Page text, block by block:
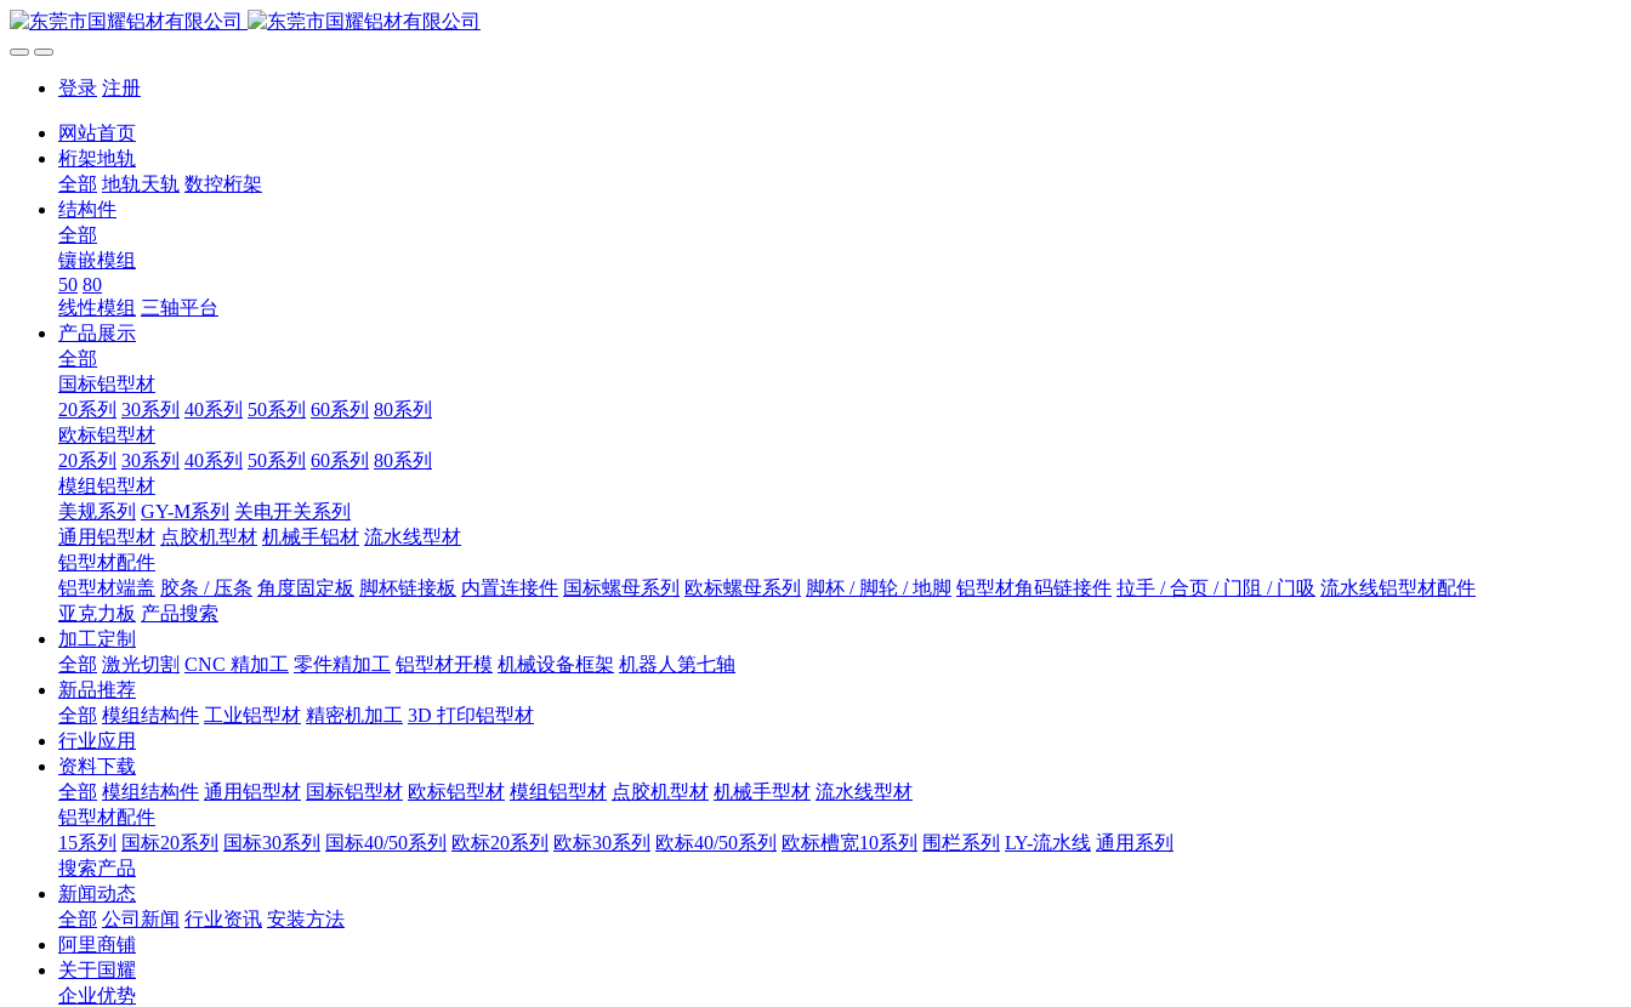
登录 注册
网站首页
桁架地轨
全部 地轨天轨 数控桁架
结构件
全部
镶嵌模组
50 80
线性模组 三轴平台
产品展示
全部
国标铝型材
20系列 30系列 40系列 50系列 60系列 80系列
欧标铝型材
20系列 30系列 40系列 50系列 60系列 80系列
模组铝型材
美规系列 GY-M系列 关电开关系列
通用铝型材 点胶机型材 机械手铝材 流水线型材
铝型材配件
铝型材端盖 胶条 / 压条 角度固定板 脚杯链接板 内置连接件 国标螺母系列 欧标螺母系列 脚杯 / 脚轮 / 地脚 铝型材角码链接件 拉手 / 合页 / 门阻 / 门吸 流水线铝型材配件
亚克力板 产品搜索
加工定制
全部 激光切割 CNC 精加工 零件精加工 铝型材开模 机械设备框架 机器人第七轴
新品推荐
全部 模组结构件 工业铝型材 精密机加工 3D 打印铝型材
行业应用
资料下载
全部 模组结构件 通用铝型材 国标铝型材 欧标铝型材 模组铝型材 点胶机型材 机械手型材 流水线型材
铝型材配件
15系列 国标20系列 国标30系列 国标40/50系列 欧标20系列 欧标30系列 欧标40/50系列 欧标槽宽10系列 围栏系列 LY-流水线 通用系列
搜索产品
新闻动态
全部 公司新闻 行业资讯 安装方法
阿里商铺
关于国耀
企业优势